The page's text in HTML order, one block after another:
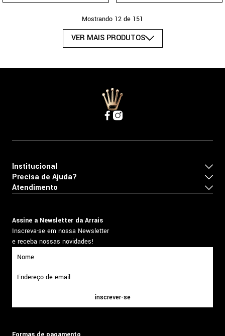
Mostrando 12 de 151
Institucional
Precisa de Ajuda?
Atendimento
Assine a Newsletter da Arrais
Inscreva-se em nossa Newsletter
e receba nossas novidades!
inscrever-se